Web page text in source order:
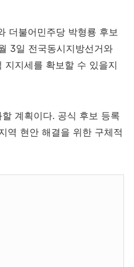
더불어민주당 박형룡 후보
3일 전국동시지방선거와
지세를 확보할 수 있을지
계획이다. 공식 후보 등록
역 현안 해결을 위한 구체적